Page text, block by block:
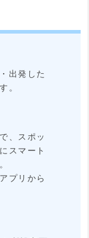
出発した
。
、スポッ
スマート
プリから